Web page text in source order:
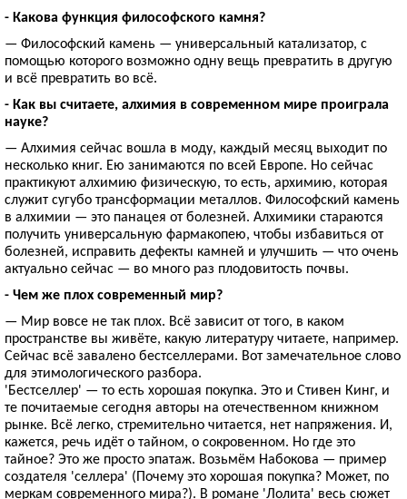
- Какова функция философского камня?
— Философский камень — универсальный катализатор, с
помощью которого возможно одну вещь превратить в другую
и всё превратить во всё.
- Как вы считаете, алхимия в современном мире проиграла
науке?
— Алхимия сейчас вошла в моду, каждый месяц выходит по
несколько книг. Ею занимаются по всей Европе. Но сейчас
практикуют алхимию физическую, то есть, архимию, которая
служит сугубо трансформации металлов. Философский камень
в алхимии — это панацея от болезней. Алхимики стараются
получить универсальную фармакопею, чтобы избавиться от
болезней, исправить дефекты камней и улучшить — что очень
актуально сейчас — во много раз плодовитость почвы.
- Чем же плох современный мир?
— Мир вовсе не так плох. Всё зависит от того, в каком
пространстве вы живёте, какую литературу читаете, например.
Сейчас всё завалено бестселлерами. Вот замечательное слово
для этимологического разбора.
'Бестселлер' — то есть хорошая покупка. Это и Стивен Кинг, и
те почитаемые сегодня авторы на отечественном книжном
рынке. Всё легко, стремительно читается, нет напряжения. И,
кажется, речь идёт о тайном, о сокровенном. Но где это
тайное? Это же просто эпатаж. Возьмём Набокова — пример
создателя 'селлера' (Почему это хорошая покупка? Может, по
меркам современного мира?). В романе 'Лолита' весь сюжет